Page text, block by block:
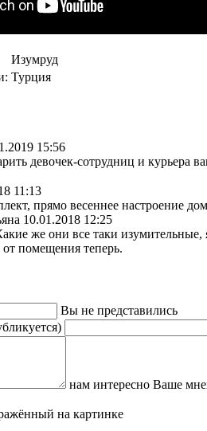
Изумруд
Турция
15:56
девочек-сотрудниц и курьера
11:13
прямо весеннее настроение
10.01.2018 12:25
же они все таки
помещения теперь.
Вы не представились
нам интересно Ваше
на картинке